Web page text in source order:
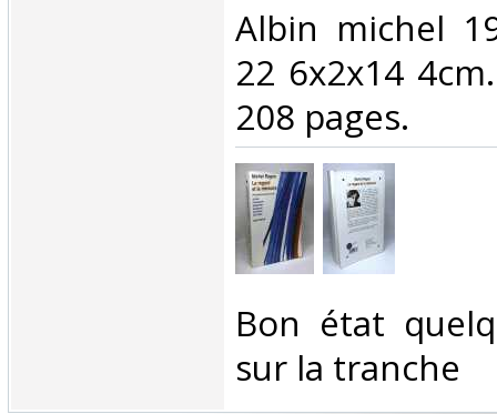
‎Albin michel
22 6x2x14
208 pages.‎
‎Bon état
sur la tranche‎